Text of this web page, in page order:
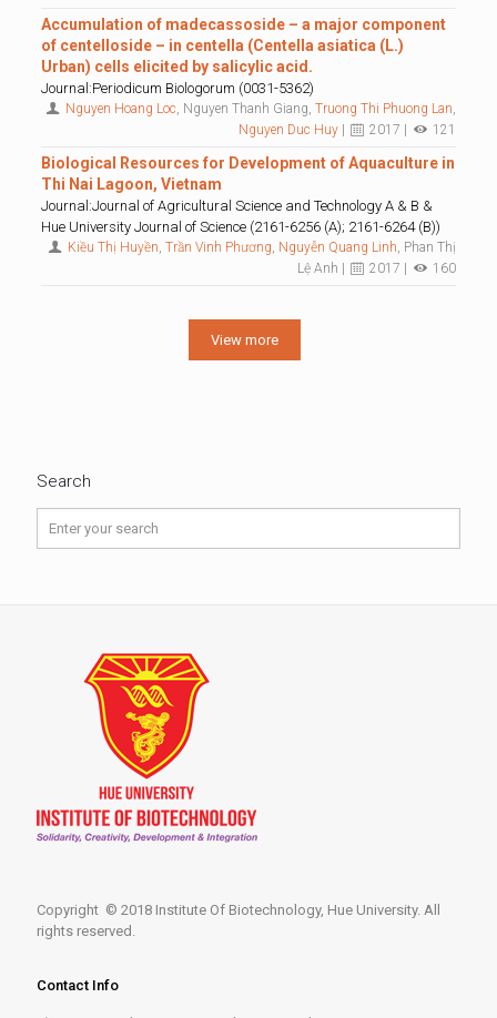
Accumulation of madecassoside – a major component
of centelloside – in centella (Centella asiatica (L.)
Urban) cells elicited by salicylic acid.
Journal:Periodicum Biologorum (0031-5362)
Nguyen Hoang Loc, Nguyen Thanh Giang,Truong Thi Phuong Lan,
Nguyen Duc Huy| 2017 | 121
Biological Resources for Development of Aquaculture in
Thi Nai Lagoon, Vietnam
Journal:Journal of Agricultural Science and Technology A & B &
Hue University Journal of Science (2161-6256 (A); 2161-6264 (B))
Kiều Thị Huyền,Trần Vinh Phương, Nguyễn Quang Linh, Phan Thị
Lệ Anh |
2017 | 160
View more
Search
Copyright © 2018 Institute Of Biotechnology, Hue University. All
rights reserved.
Contact Info